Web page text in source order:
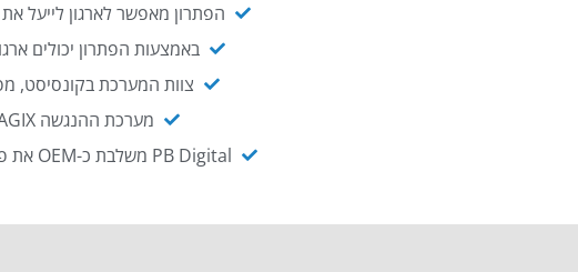
הפתרון מאפשר לארגון לייעל
באמצעות הפתרון יכולים
צוות המערכת בקונסיסט,
מערכת ההנגשה NAGIX, המבוססת על PB Digital, מאפשרת להנגיש מסמכים ארגוניים באופן אוטומטי ויעיל.
PB Digital משלבת כ-OEM את פתרון אינטגרציית ה-API של חברת WSO2 - המאפשר לחבר בקלות בין מערכות ארגוניות